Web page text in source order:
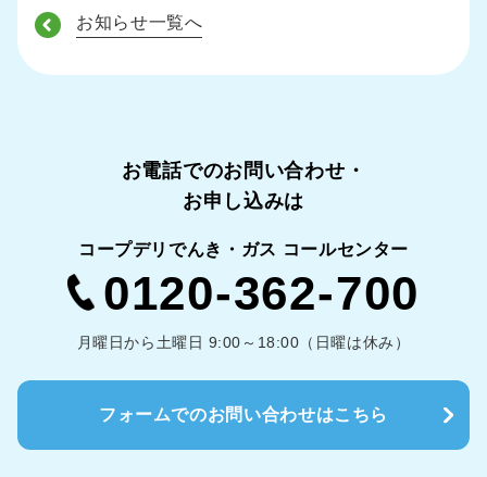
お知らせ一覧へ
お電話でのお問い合わせ・
お申し込みは
コープデリでんき・ガス コールセンター
0120-362-700
月曜日から土曜日 9:00～18:00（日曜は休み）
フォームでのお問い合わせはこちら